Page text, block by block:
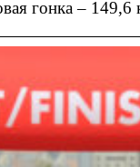
гонка –